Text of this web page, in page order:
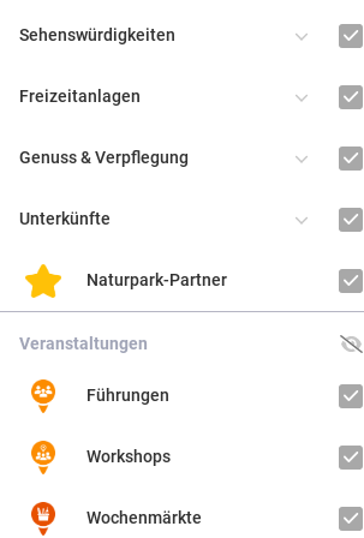
Sehenswürdigkeiten
Freizeitanlagen
Genuss & Verpflegung
Unterkünfte
Naturpark-Partner
Veranstaltungen
Führungen
Workshops
Wochenmärkte